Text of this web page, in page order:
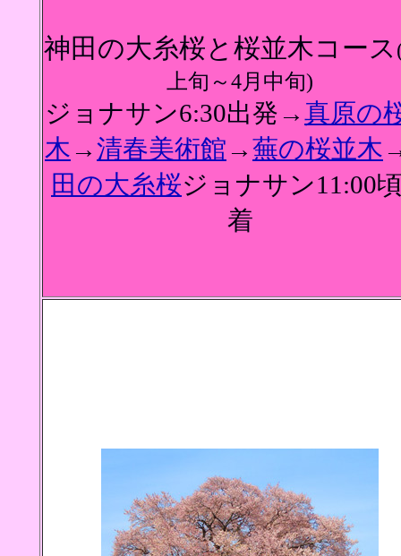
神田の大糸桜と桜並木コース
上旬～4月中旬)
ジョナサン6:30出発→真原の
木 →清春美術館 →蕪の桜並木
田の大糸桜ジョナサン11:00
着